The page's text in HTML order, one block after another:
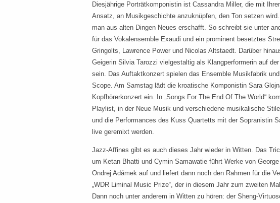
Diesjährige Porträtkomponistin ist Cassandra Miller, die mit
Ansatz, an Musikgeschichte anzuknüpfen, den Ton setzen
man aus alten Dingen Neues erschafft. So schreibt sie unter
für das Vokalensemble Exaudi und ein prominent besetztes
Gringolts, Lawrence Power und Nicolas Altstaedt. Darüber
Geigerin Silvia Tarozzi vielgestaltig als Klangperformerin auf
sein. Das Auftaktkonzert spielen das Ensemble Musikfabrik
Scope. Am Samstag lädt die kroatische Komponistin Sara
Kopfhörerkonzert ein. In „Songs For The End Of The World“
Playlist, in der Neue Musik und verschiedene musikalische
und die Performances des Kuss Quartetts mit der Sopranistin
live geremixt werden.
Jazz-Affines gibt es auch dieses Jahr wieder in Witten. Das
um Ketan Bhatti und Cymin Samawatie führt Werke von
Ondrej Adámek auf und liefert dann noch den Rahmen für die
„WDR Liminal Music Prize“, der in diesem Jahr zum zweiten
Dann noch unter anderem in Witten zu hören: der Sheng-